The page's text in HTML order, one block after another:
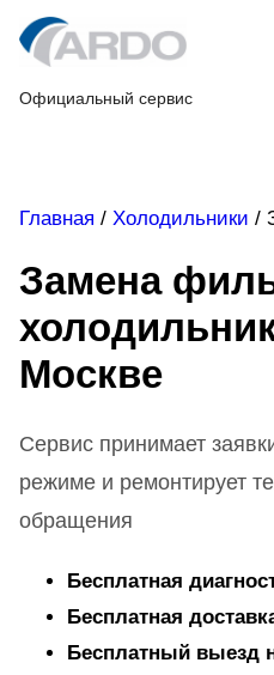
Skip
to
content
Официальный сервис
Главная / Холодильники /
Замена
Москве
Сервис принимает
режиме и ремонтирует
обращения
Бесплатная
Бесплатная
Бесплатный выезд